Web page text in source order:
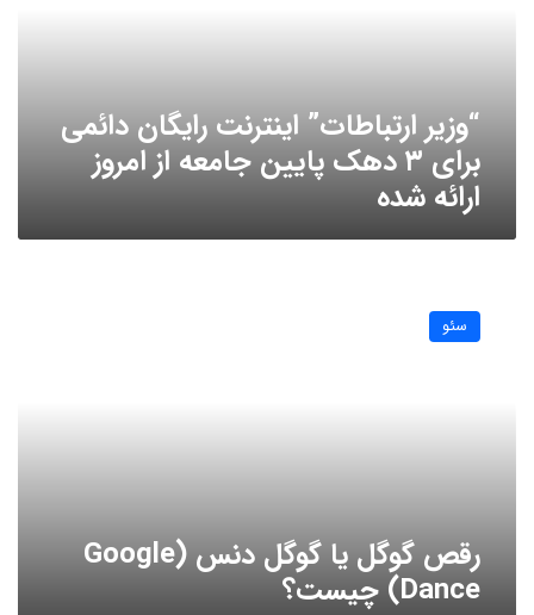
“وزیر ارتباطات” اینترنت رایگان دائمی
برای ۳ دهک پایین جامعه از امروز
ارائه شده
سئو
رقص گوگل یا گوگل دنس (Google
Dance) چیست؟